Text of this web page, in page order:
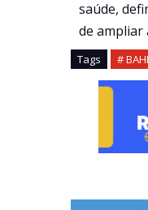
saúde,
de ampliar
Tags #